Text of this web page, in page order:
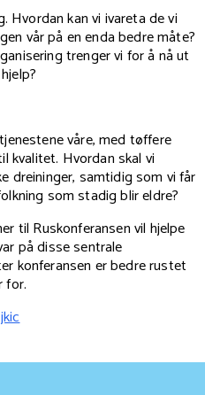
Hvordan kan vi ivareta de vi
vår på en enda bedre måte?
trenger vi for å nå ut
våre, med tøffere
kvalitet. Hvordan skal vi
dreininger, samtidig som vi får
som stadig blir eldre?
til Ruskonferansen vil hjelpe
på disse sentrale
konferansen er bedre rustet
for.